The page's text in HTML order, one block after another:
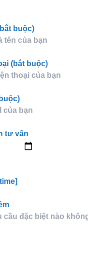
buộc)
(bắt buộc)
tư vấn